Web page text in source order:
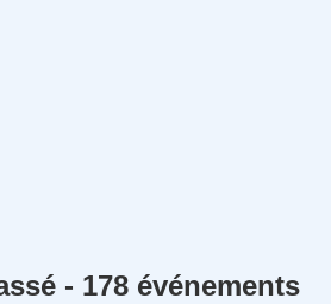
- 178 événements